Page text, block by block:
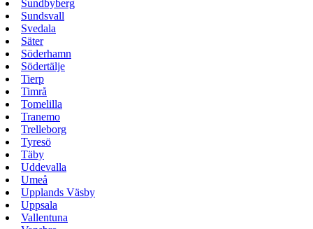
Sundbyberg
Sundsvall
Svedala
Säter
Söderhamn
Södertälje
Tierp
Timrå
Tomelilla
Tranemo
Trelleborg
Tyresö
Täby
Uddevalla
Umeå
Upplands Väsby
Uppsala
Vallentuna